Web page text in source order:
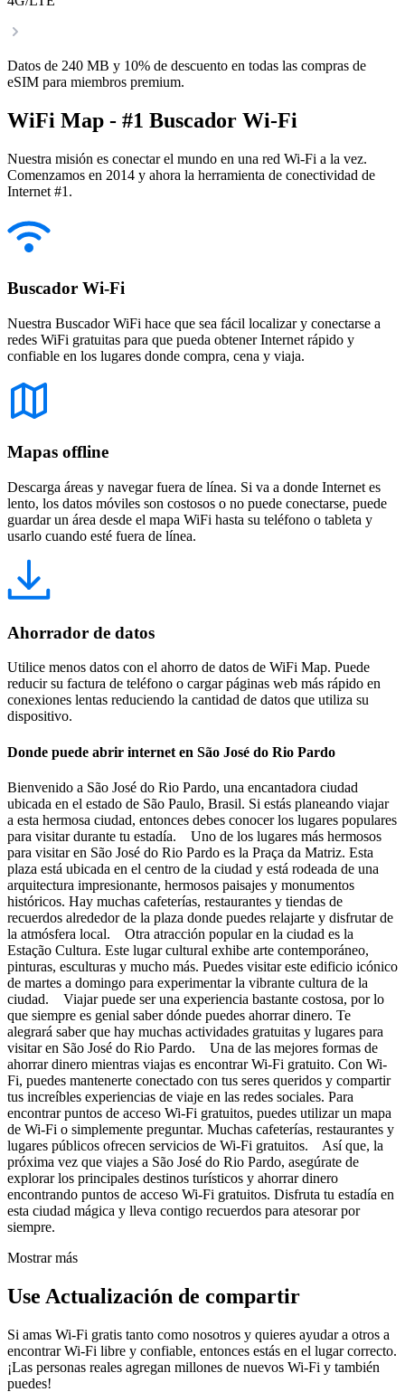
Datos de 240 MB y 10% de descuento en todas las compras de
eSIM para miembros premium.
WiFi Map - #1 Buscador Wi-Fi
Nuestra misión es conectar el mundo en una red Wi-Fi a la vez.
Comenzamos en 2014 y ahora la herramienta de conectividad de
Internet #1.
Buscador Wi-Fi
Nuestra Buscador WiFi hace que sea fácil localizar y conectarse a
redes WiFi gratuitas para que pueda obtener Internet rápido y
confiable en los lugares donde compra, cena y viaja.
Mapas offline
Descarga áreas y navegar fuera de línea. Si va a donde Internet es
lento, los datos móviles son costosos o no puede conectarse, puede
guardar un área desde el mapa WiFi hasta su teléfono o tableta y
usarlo cuando esté fuera de línea.
Ahorrador de datos
Utilice menos datos con el ahorro de datos de WiFi Map. Puede
reducir su factura de teléfono o cargar páginas web más rápido en
conexiones lentas reduciendo la cantidad de datos que utiliza su
dispositivo.
Donde puede abrir internet en São José do Rio Pardo
Bienvenido a São José do Rio Pardo, una encantadora ciudad
ubicada en el estado de São Paulo, Brasil. Si estás planeando viajar
a esta hermosa ciudad, entonces debes conocer los lugares populares
para visitar durante tu estadía. Uno de los lugares más hermosos
para visitar en São José do Rio Pardo es la Praça da Matriz. Esta
plaza está ubicada en el centro de la ciudad y está rodeada de una
arquitectura impresionante, hermosos paisajes y monumentos
históricos. Hay muchas cafeterías, restaurantes y tiendas de
recuerdos alrededor de la plaza donde puedes relajarte y disfrutar de
la atmósfera local. Otra atracción popular en la ciudad es la
Estação Cultura. Este lugar cultural exhibe arte contemporáneo,
pinturas, esculturas y mucho más. Puedes visitar este edificio icónico
de martes a domingo para experimentar la vibrante cultura de la
ciudad. Viajar puede ser una experiencia bastante costosa, por lo
que siempre es genial saber dónde puedes ahorrar dinero. Te
alegrará saber que hay muchas actividades gratuitas y lugares para
visitar en São José do Rio Pardo. Una de las mejores formas de
ahorrar dinero mientras viajas es encontrar Wi-Fi gratuito. Con Wi-
Fi, puedes mantenerte conectado con tus seres queridos y compartir
tus increíbles experiencias de viaje en las redes sociales. Para
encontrar puntos de acceso Wi-Fi gratuitos, puedes utilizar un mapa
de Wi-Fi o simplemente preguntar. Muchas cafeterías, restaurantes y
lugares públicos ofrecen servicios de Wi-Fi gratuitos. Así que, la
próxima vez que viajes a São José do Rio Pardo, asegúrate de
explorar los principales destinos turísticos y ahorrar dinero
encontrando puntos de acceso Wi-Fi gratuitos. Disfruta tu estadía en
esta ciudad mágica y lleva contigo recuerdos para atesorar por
siempre.
Mostrar más
Use Actualización de compartir
Si amas Wi-Fi gratis tanto como nosotros y quieres ayudar a otros a
encontrar Wi-Fi libre y confiable, entonces estás en el lugar correcto.
¡Las personas reales agregan millones de nuevos Wi-Fi y también
puedes!